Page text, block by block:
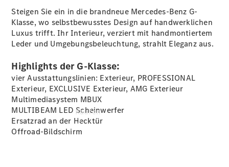
Kaufen
Steigen Sie ein in die brandneue Mercedes-Benz G-
Klasse, wo selbstbewusstes Design auf handwerklichen
Luxus trifft. Ihr Interieur, verziert mit handmontiertem
Leder und Umgebungsbeleuchtung, strahlt Eleganz aus.
Highlights der G-Klasse:
vier Ausstattungslinien: Exterieur, PROFESSIONAL
Exterieur, EXCLUSIVE Exterieur, AMG Exterieur
Multimediasystem MBUX
MULTIBEAM LED Scheinwerfer
Ersatzrad an der Hecktür
Offroad-Bildschirm